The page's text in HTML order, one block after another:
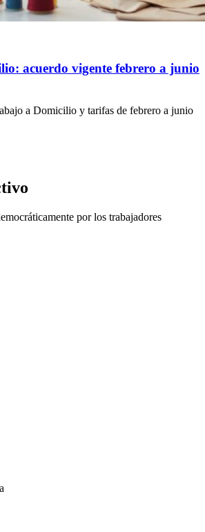
acuerdo vigente febrero a junio
a Domicilio y tarifas de febrero a junio
por los trabajadores